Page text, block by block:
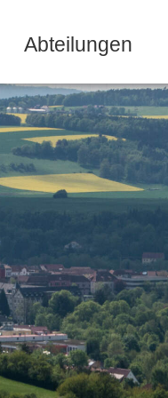
Abteilungen